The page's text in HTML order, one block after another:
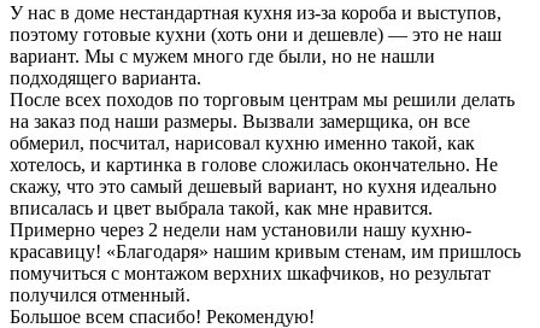
У нас в доме нестандартная кухня из-за короба и выступов,
поэтому готовые кухни (хоть они и дешевле) — это не наш
вариант. Мы с мужем много где были, но не нашли
подходящего варианта.
После всех походов по торговым центрам мы решили делать
на заказ под наши размеры. Вызвали замерщика, он все
обмерил, посчитал, нарисовал кухню именно такой, как
хотелось, и картинка в голове сложилась окончательно. Не
скажу, что это самый дешевый вариант, но кухня идеально
вписалась и цвет выбрала такой, как мне нравится.
Примерно через 2 недели нам установили нашу кухню-
красавицу! «Благодаря» нашим кривым стенам, им пришлось
помучиться с монтажом верхних шкафчиков, но результат
получился отменный.
Большое всем спасибо! Рекомендую!